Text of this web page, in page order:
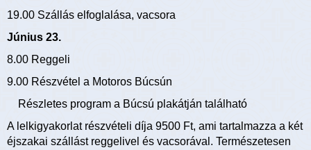
19.00 Szállás elfoglalása, vacsora
Június 23.
8.00 Reggeli
9.00 Részvétel a Motoros Búcsún
Részletes program a Búcsú plakátján található
A lelkigyakorlat részvételi díja 9500 Ft, ami tartalmazza a két
éjszakai szállást reggelivel és vacsorával. Természetesen